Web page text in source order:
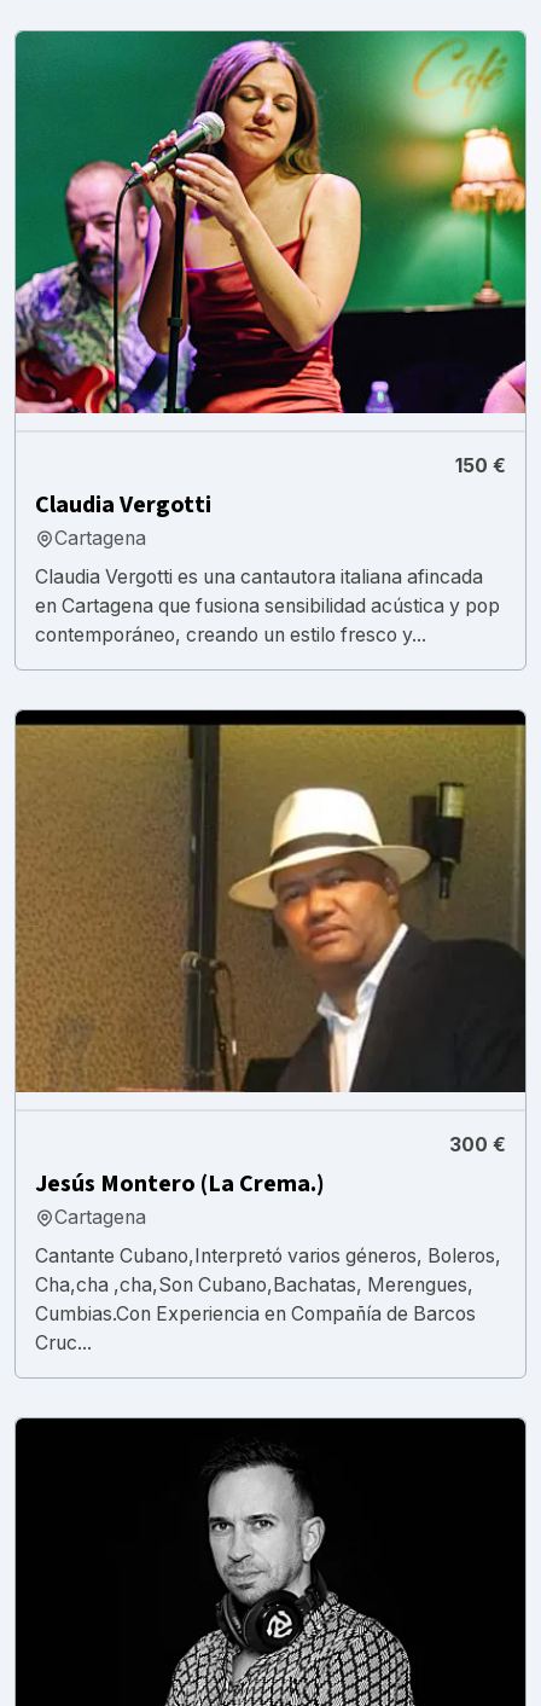
150 €
Claudia Vergotti
Cartagena
Claudia Vergotti es una cantautora italiana afincada
en Cartagena que fusiona sensibilidad acústica y pop
contemporáneo, creando un estilo fresco y...
300 €
Jesús Montero (La Crema.)
Cartagena
Cantante Cubano,Interpretó varios géneros, Boleros,
Cha,cha ,cha,Son Cubano,Bachatas, Merengues,
Cumbias.Con Experiencia en Compañía de Barcos
Cruc...